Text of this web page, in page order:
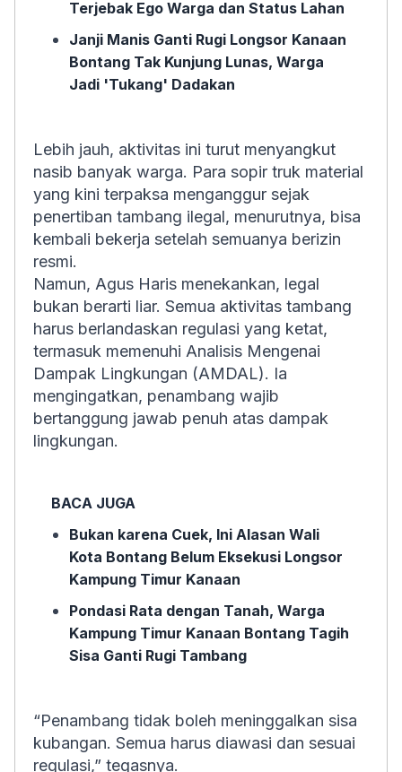
Terjebak Ego Warga dan Status Lahan
Janji Manis Ganti Rugi Longsor Kanaan
Bontang Tak Kunjung Lunas, Warga
Jadi 'Tukang' Dadakan
Lebih jauh, aktivitas ini turut menyangkut
nasib banyak warga. Para sopir truk material
yang kini terpaksa menganggur sejak
penertiban tambang ilegal, menurutnya, bisa
kembali bekerja setelah semuanya berizin
resmi.
Namun, Agus Haris menekankan, legal
bukan berarti liar. Semua aktivitas tambang
harus berlandaskan regulasi yang ketat,
termasuk memenuhi Analisis Mengenai
Dampak Lingkungan (AMDAL). Ia
mengingatkan, penambang wajib
bertanggung jawab penuh atas dampak
lingkungan.
BACA JUGA
Bukan karena Cuek, Ini Alasan Wali
Kota Bontang Belum Eksekusi Longsor
Kampung Timur Kanaan
Pondasi Rata dengan Tanah, Warga
Kampung Timur Kanaan Bontang Tagih
Sisa Ganti Rugi Tambang
“Penambang tidak boleh meninggalkan sisa
kubangan. Semua harus diawasi dan sesuai
regulasi,” tegasnya.